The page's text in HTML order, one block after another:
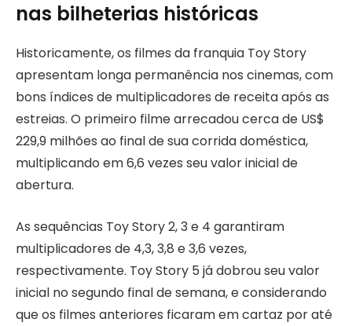
nas bilheterias históricas
Historicamente, os filmes da franquia Toy Story
apresentam longa permanência nos cinemas, com
bons índices de multiplicadores de receita após as
estreias. O primeiro filme arrecadou cerca de US$
229,9 milhões ao final de sua corrida doméstica,
multiplicando em 6,6 vezes seu valor inicial de
abertura.
As sequências Toy Story 2, 3 e 4 garantiram
multiplicadores de 4,3, 3,8 e 3,6 vezes,
respectivamente. Toy Story 5 já dobrou seu valor
inicial no segundo final de semana, e considerando
que os filmes anteriores ficaram em cartaz por até